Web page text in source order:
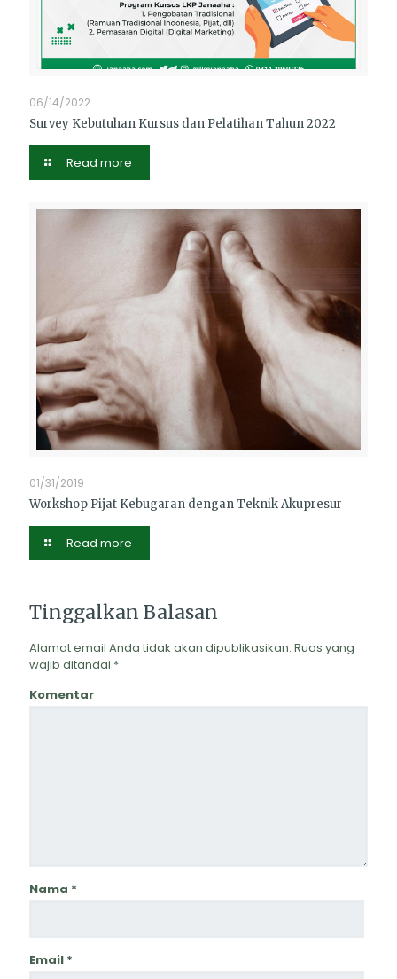
06/14/2022
Survey Kebutuhan Kursus dan Pelatihan Tahun 2022
Read more
01/31/2019
Workshop Pijat Kebugaran dengan Teknik Akupresur
Read more
Tinggalkan Balasan
Alamat email Anda tidak akan dipublikasikan. Ruas yang
wajib ditandai *
Komentar
Nama *
Email *